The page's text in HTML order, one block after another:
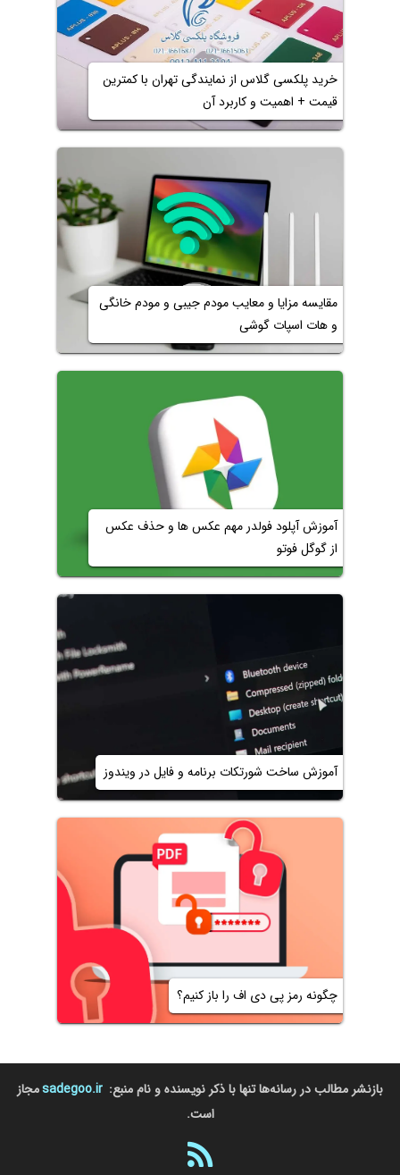
خرید پلکسی گلاس از نمایندگی تهران با کمترین
قیمت + اهمیت و کاربرد آن
مقایسه مزایا و معایب مودم جیبی و مودم خانگی
و هات اسپات گوشی
آموزش آپلود فولدر مهم عکس ها و حذف عکس
از گوگل فوتو
آموزش ساخت شورتکات برنامه و فایل در ویندوز
چگونه رمز پی دی اف را باز کنیم؟
بازنشر مطالب در رسانه‌ها تنها با ذکر نویسنده و نام منبع: sadegoo.irمجاز
است.